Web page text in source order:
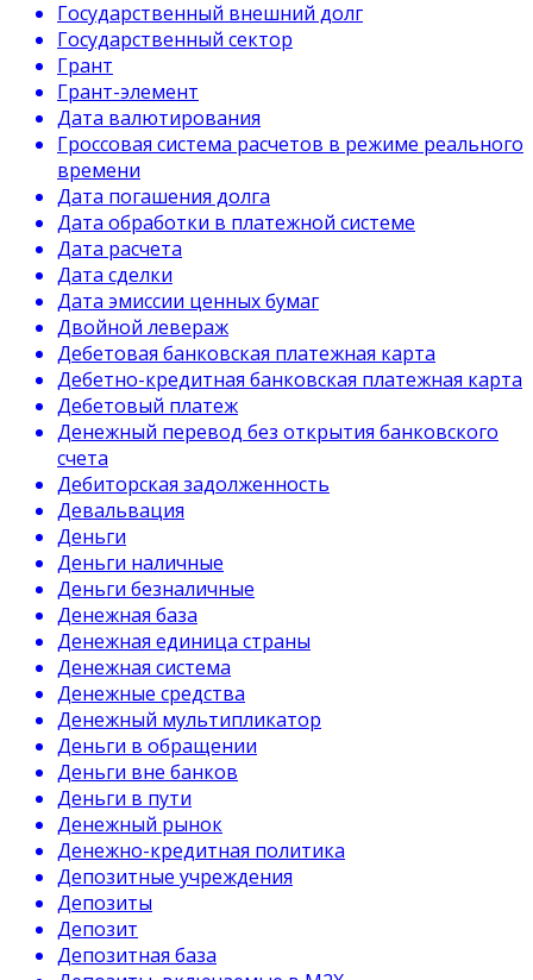
Государственный внешний долг
Государственный сектор
Грант
Грант-элемент
Дата валютирования
Гроссовая система расчетов в режиме реального
времени
Дата погашения долга
Дата обработки в платежной системе
Дата расчета
Дата сделки
Дата эмиссии ценных бумаг
Двойной левераж
Дебетовая банковская платежная карта
Дебетно-кредитная банковская платежная карта
Дебетовый платеж
Денежный перевод без открытия банковского
счета
Дебиторская задолженность
Девальвация
Деньги
Деньги наличные
Деньги безналичные
Денежная база
Денежная единица страны
Денежная система
Денежные средства
Денежный мультипликатор
Деньги в обращении
Деньги вне банков
Деньги в пути
Денежный рынок
Денежно-кредитная политика
Депозитные учреждения
Депозиты
Депозит
Депозитная база